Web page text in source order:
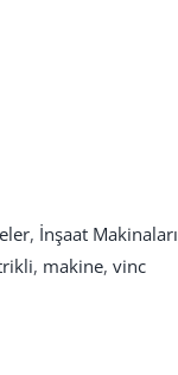
, İnşaat Makinaları
, makine, vinc